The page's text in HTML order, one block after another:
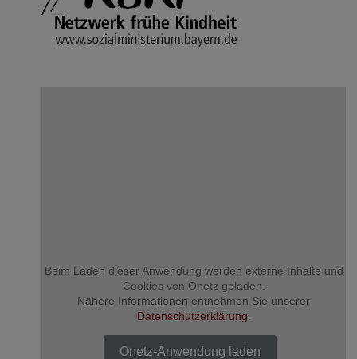
Beim Laden dieser Anwendung werden externe Inhalte und
Cookies von Onetz geladen.
Nähere Informationen entnehmen Sie unserer
Datenschutzerklärung
Onetz-Anwendung laden